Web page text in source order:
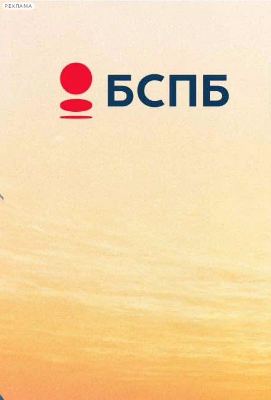
РЕКЛАМА
Сегодня:
2026.08.09
16:34
Афиша Plus